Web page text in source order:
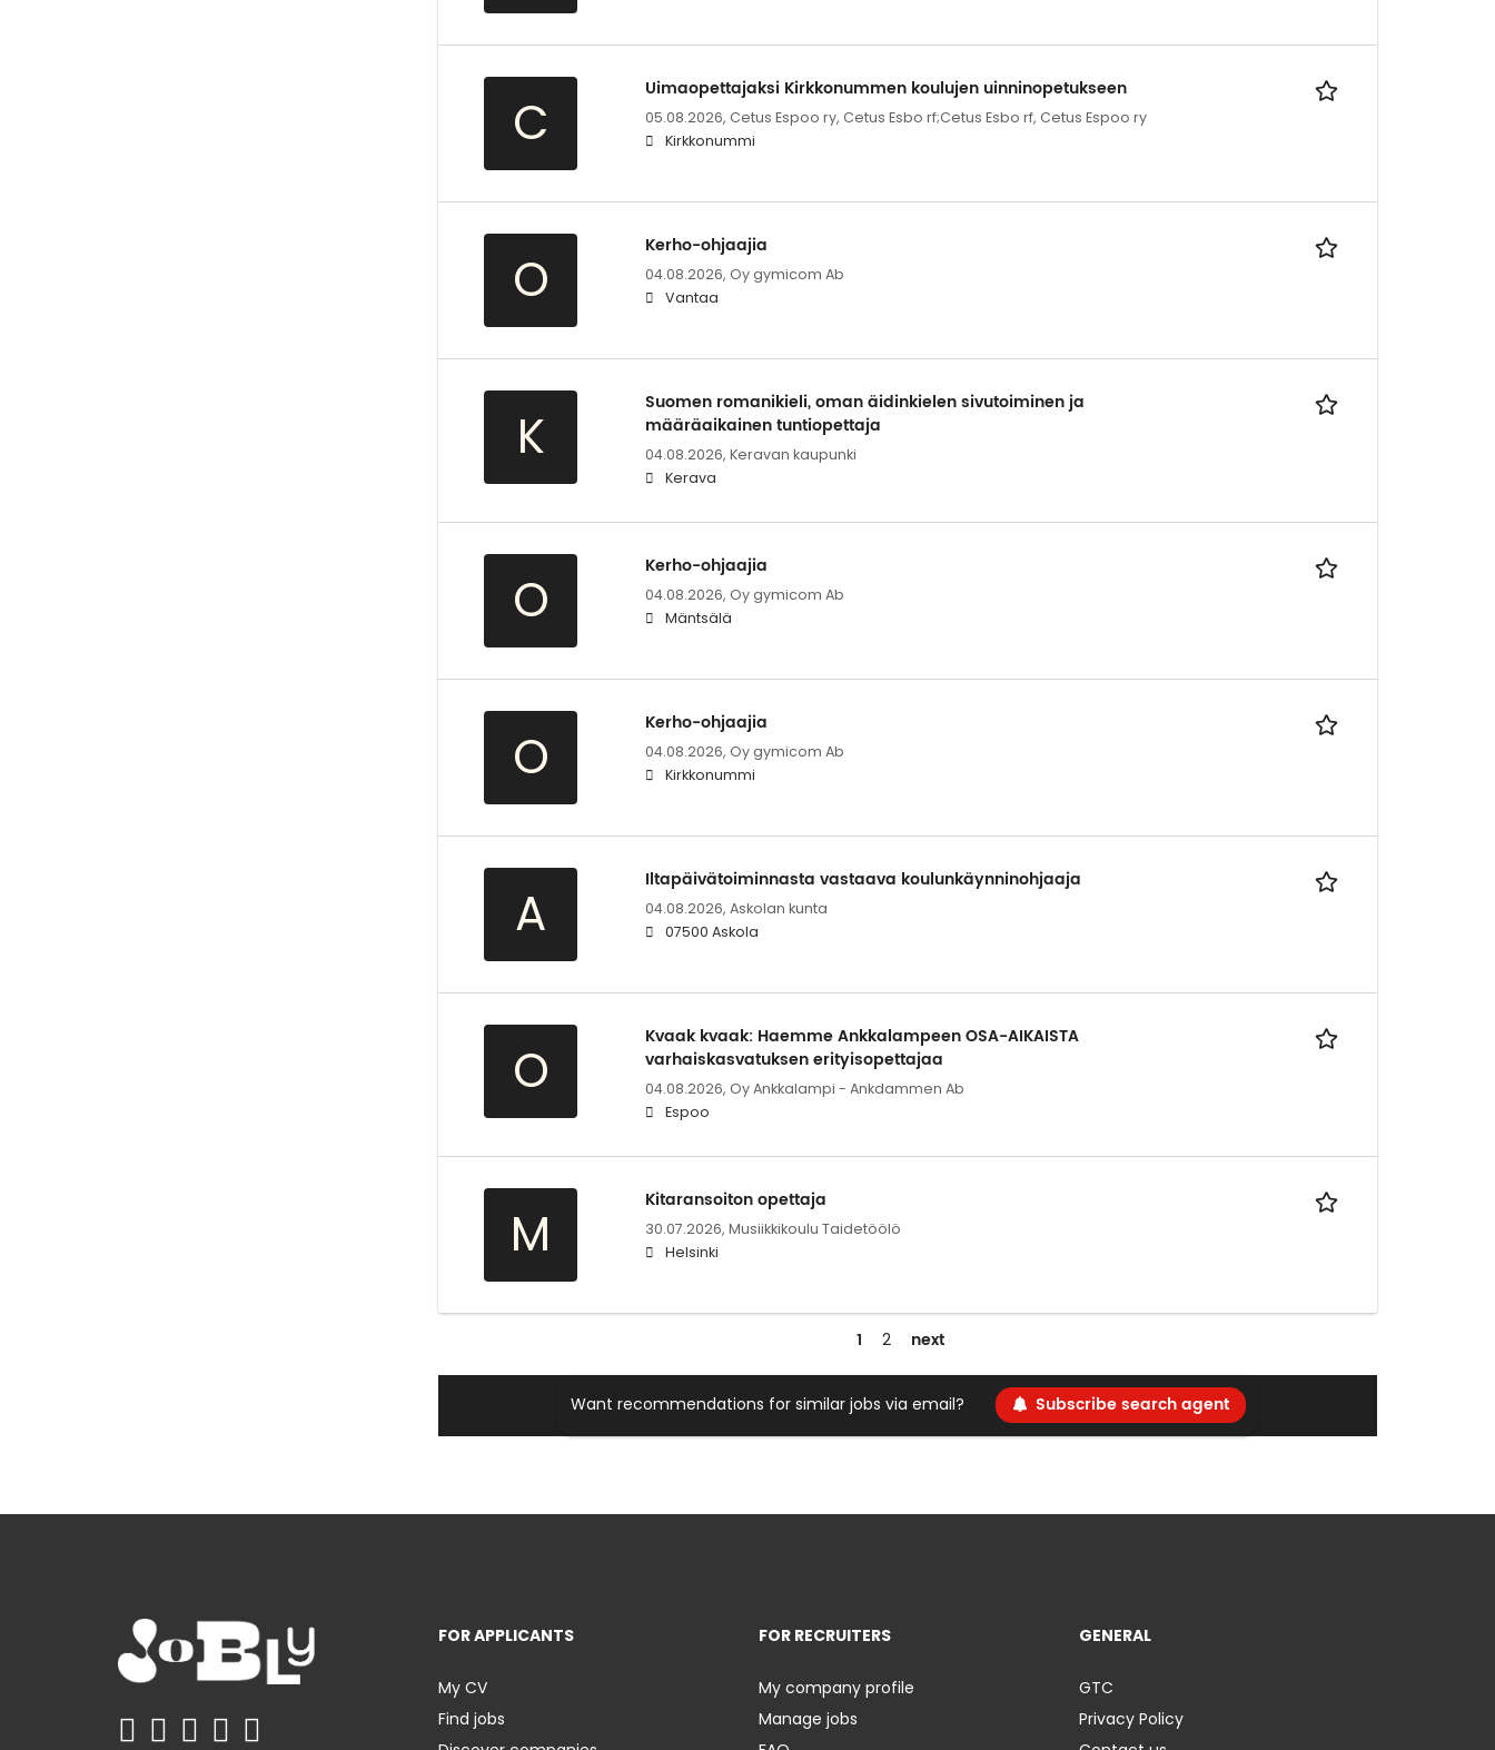
C
Uimaopettajaksi Kirkkonummen koulujen uinninopetukseen
05.08.2026, Cetus Espoo ry, Cetus Esbo rf;Cetus Esbo rf, Cetus Espoo ry
Kirkkonummi
O
Kerho-ohjaajia
04.08.2026, Oy gymicom Ab
Vantaa
K
Suomen romanikieli, oman äidinkielen sivutoiminen ja
määräaikainen tuntiopettaja
04.08.2026, Keravan kaupunki
Kerava
O
Kerho-ohjaajia
04.08.2026, Oy gymicom Ab
Mäntsälä
O
Kerho-ohjaajia
04.08.2026, Oy gymicom Ab
Kirkkonummi
A
Iltapäivätoiminnasta vastaava koulunkäynninohjaaja
04.08.2026, Askolan kunta
07500 Askola
O
Kvaak kvaak: Haemme Ankkalampeen OSA-AIKAISTA
varhaiskasvatuksen erityisopettajaa
04.08.2026, Oy Ankkalampi - Ankdammen Ab
Espoo
M
Kitaransoiton opettaja
30.07.2026, Musiikkikoulu Taidetöölö
Helsinki
1 2 next
Want recommendations for similar jobs via email? Subscribe search agent
FOR APPLICANTS
My CV
Find jobs
FOR RECRUITERS
My company profile
Manage jobs
GENERAL
GTC
Privacy Policy